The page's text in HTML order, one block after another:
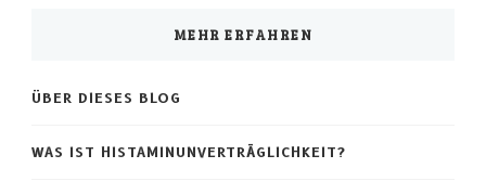
MEHR ERFAHREN
ÜBER DIESES BLOG
WAS IST HISTAMINUNVERTRÄGLICHKEIT?